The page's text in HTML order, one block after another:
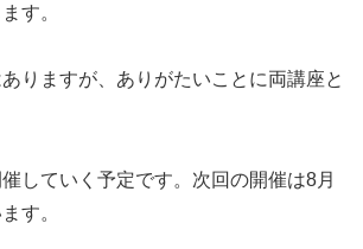
す。
りますが、ありがたいことに両講座と
していく予定です。次回の開催は8月
す。